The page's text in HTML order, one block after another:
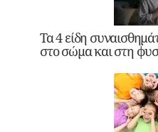
Τα 4 είδη
στο σώμα και στη